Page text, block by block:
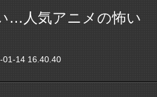
…人気アニメの怖い
01-14 16.40.40